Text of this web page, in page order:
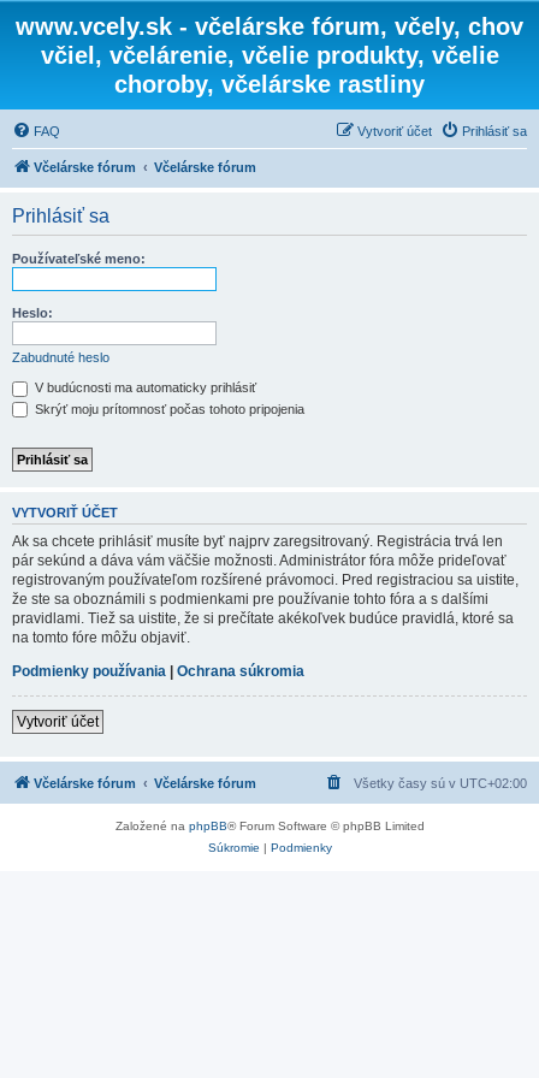
www.vcely.sk - včelárske fórum, včely, chov
včiel, včelárenie, včelie produkty, včelie
choroby, včelárske rastliny
FAQ Prihlásiť sa
Vytvoriť účet
Včelárske fórum Včelárske fórum
Prihlásiť sa
Používateľské meno:
Heslo:
Zabudnuté heslo
V budúcnosti ma automaticky prihlásiť
Skrýť moju prítomnosť počas tohoto pripojenia
VYTVORIŤ ÚČET
Ak sa chcete prihlásiť musíte byť najprv zaregsitrovaný. Registrácia trvá len
pár sekúnd a dáva vám väčšie možnosti. Administrátor fóra môže prideľovať
registrovaným používateľom rozšírené právomoci. Pred registraciou sa uistite,
že ste sa oboznámili s podmienkami pre používanie tohto fóra a s dalšími
pravidlami. Tiež sa uistite, že si prečítate akékoľvek budúce pravidlá, ktoré sa
na tomto fóre môžu objaviť.
Podmienky používania | Ochrana súkromia
Vytvoriť účet
Včelárske fórum Včelárske fórum Všetky časy sú v UTC+02:00
Založené na phpBB® Forum Software © phpBB Limited
Súkromie | Podmienky